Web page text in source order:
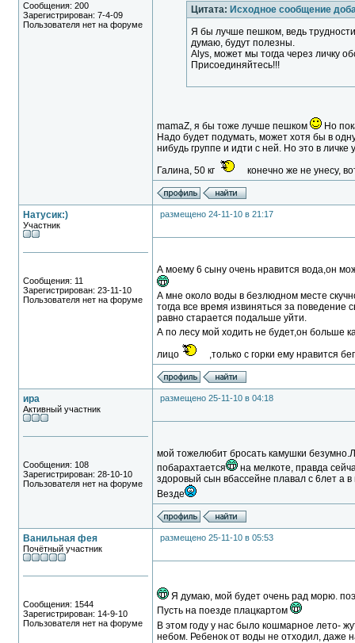
Сообщения: 200
Зарегистрирован: 7-4-09
Пользователя нет на форуме
Цитата: Исходное сообщение
Я бы лучше пешком, ведь
думаю, будут полезны.
Alys, может мы тогда через личку
Присоединяйтесь!!!
mamaZ, я бы тоже лучше пешком
Но
Надо будет подумать, может хотя бы в
нибудь группе и идти с ней. Но это в личке
Галина, 50 кг
конечно же не унесу,
Натусик:)
Участник
Сообщения: 11
Зарегистрирован: 23-11-10
Пользователя нет на форуме
размещено 24-11-10 в 21:17
А моему 6 сыну очень нравится вода,он
А мне около воды в безлюдном месте
тогда все время извиняться за
равно старается подальше уйти.
А по лесу мой ходить не будет,он больше
лицо
,только с горки ему нравится
ира
Активный участник
Сообщения: 108
Зарегистрирован: 28-10-10
Пользователя нет на форуме
размещено 25-11-10 в 04:18
мой тожелюбит бросать камушки
побарахтается
на мелкоте, правда
здоровый сын вбассейне плавал с 6лет а
Везде
Ванильная фея
Почётный участник
Сообщения: 1544
Зарегистрирован: 14-9-10
Пользователя нет на форуме
размещено 25-11-10 в 05:53
Я думаю, мой будет очень рад морю.
Пусть на поезде плацкартом
В этом году у нас было кошмарное лето-
небом. Ребенок от воды не отходил, даже